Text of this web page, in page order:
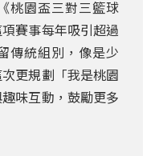
桃園盃三對三籃球
賽事每年吸引超過
傳統組別，像是少
更規劃「我是桃園
味互動，鼓勵更多